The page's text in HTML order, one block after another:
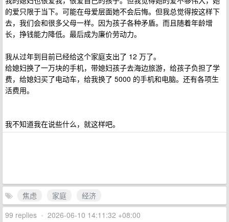
的爱只限于当下。可能在母爱层面她不会后悔。但我总觉得按这样下
去，我们会和很多父母一样。因为孩子各种矛盾。而且随着年龄增
长，挣钱能力降低。最后成为廉价劳动力。
我从过年到目前已经给这个家庭支出了 12 万了。
给媳妇换了一万块的手机，带媳妇孩子去海边旅游，给孩子负担了学
费，给媳妇买了电动车，给我换了 5000 的手机和电脑。还有各项生
活费用。
我不知道我在说些什么，就这样吧。
焦虑 家庭
经济
99 replies • 2026-06-10 14:11:32 +08:00